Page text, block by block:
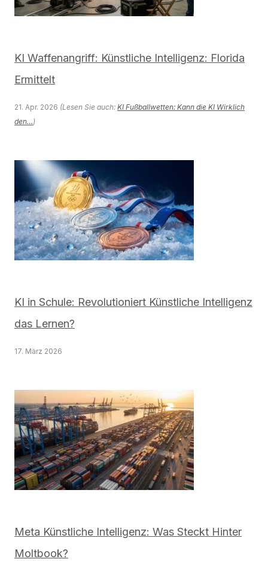
KI Waffenangriff: Künstliche Intelligenz: Florida
Ermittelt
21. Apr. 2026 (Lesen Sie auch: KI Fußballwetten: Kann die KI Wirklich
den…)
KI in Schule: Revolutioniert Künstliche Intelligenz
das Lernen?
17. März 2026
Meta Künstliche Intelligenz: Was Steckt Hinter
Moltbook?